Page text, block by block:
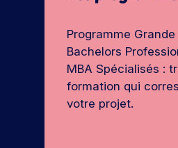
Programme Grande
Bachelors
MBA Spécialisés :
formation qui
votre projet.